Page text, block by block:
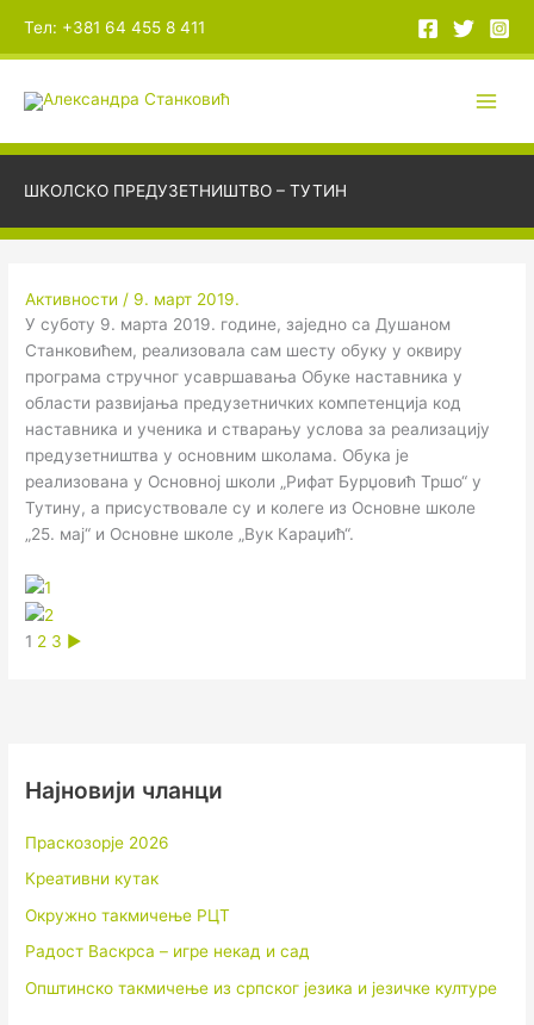
садржај
Тел: +381 64 455 8 411
ШКОЛСКО ПРЕДУЗЕТНИШТВО – ТУТИН
Активности / 9. март 2019.
У суботу 9. марта 2019. године, заједно са Душаном
Станковићем, реализовала сам шесту обуку у оквиру
програма стручног усавршавања Обуке наставника у
области развијања предузетничких компетенција код
наставника и ученика и стварању услова за реализацију
предузетништва у основним школама. Обука је
реализована у Основној школи „Рифат Бурџовић Тршо“ у
Тутину, а присуствовале су и колеге из Основне школе
„25. мај“ и Основне школе „Вук Караџић“.
1 2 3 ►
Најновији чланци
Праскозорје 2026
Креативни кутак
Окружно такмичење РЦТ
Радост Васкрса – игре некад и сад
Општинско такмичење из српског језика и језичке културе
и
в